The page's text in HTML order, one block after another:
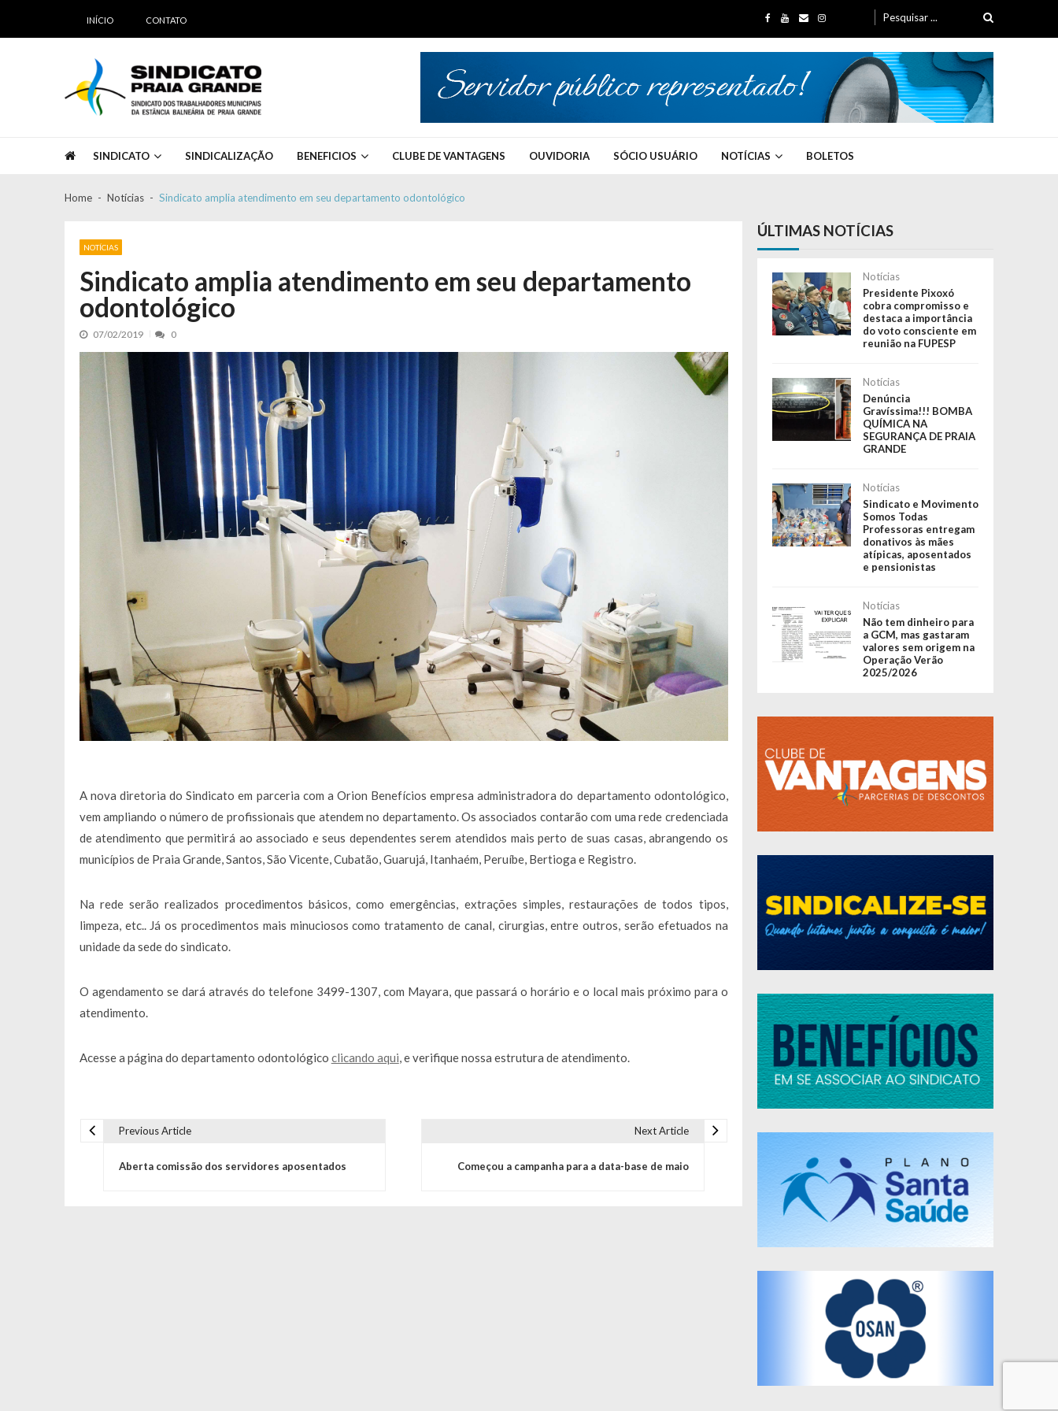
INÍCIO CONTATO
Search for:
SINDICATO SINDICALIZAÇÃO BENEFICIOS CLUBE DE VANTAGENS OUVIDORIA SÓCIO USUÁRIO NOTÍCIAS BOLETOS
Home Notícias Sindicato amplia atendimento em seu departamento odontológico
NOTÍCIAS
Sindicato amplia atendimento em seu departamento
odontológico
07/02/2019 0
A nova diretoria do Sindicato em parceria com a Orion Benefícios empresa administradora do departamento odontológico,
vem ampliando o número de profissionais que atendem no departamento. Os associados contarão com uma rede credenciada
de atendimento que permitirá ao associado e seus dependentes serem atendidos mais perto de suas casas, abrangendo os
municípios de Praia Grande, Santos, São Vicente, Cubatão, Guarujá, Itanhaém, Peruíbe, Bertioga e Registro.
Na rede serão realizados procedimentos básicos, como emergências, extrações simples, restaurações de todos tipos,
limpeza, etc.. Já os procedimentos mais minuciosos como tratamento de canal, cirurgias, entre outros, serão efetuados na
unidade da sede do sindicato.
O agendamento se dará através do telefone 3499-1307, com Mayara, que passará o horário e o local mais próximo para o
atendimento.
Acesse a página do departamento odontológico clicando aqui, e verifique nossa estrutura de atendimento.
Previous Article
Aberta comissão dos servidores aposentados
Next Article
Começou a campanha para a data-base de maio
ÚLTIMAS NOTÍCIAS
Notícias
Presidente Pixoxó
cobra compromisso e
destaca a importância
do voto consciente em
reunião na FUPESP
Notícias
Denúncia
Gravíssima!!! BOMBA
QUÍMICA NA
SEGURANÇA DE PRAIA
GRANDE
Notícias
Sindicato e Movimento
Somos Todas
Professoras entregam
donativos às mães
atípicas, aposentados
e pensionistas
Notícias
Não tem dinheiro para
a GCM, mas gastaram
valores sem origem na
Operação Verão
2025/2026